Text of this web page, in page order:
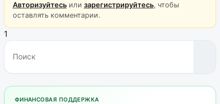
Авторизуйтесьили зарегистрируйтесь, чтобы
оставлять комментарии.
1
ФИНАНСОВАЯ ПОДДЕРЖКА